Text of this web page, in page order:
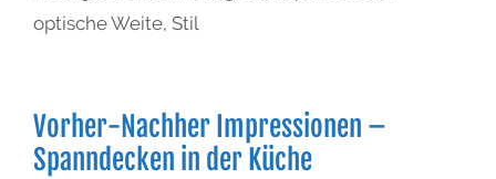
optische Weite, Stil
Vorher-Nachher Impressionen –
Spanndecken in der Küche